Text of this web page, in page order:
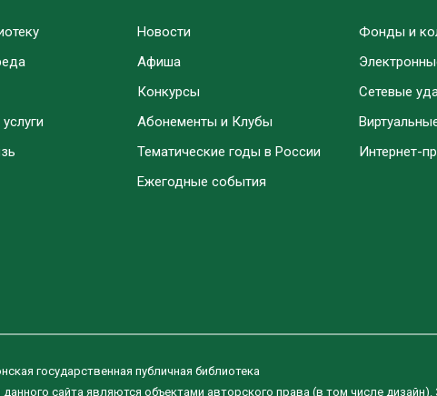
Новости
Афиша
Конкурсы
Абонементы и Клубы
Тематические годы в России
Ежегодные события
Фонды и
Сетевые
Интернет-
государственная публичная библиотека
сайта являются объектами авторского права (в том числе дизайн).